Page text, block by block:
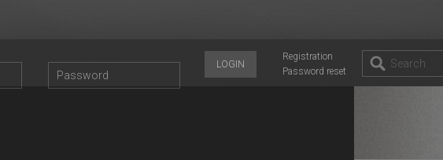
Registration
Password reset
LOGIN